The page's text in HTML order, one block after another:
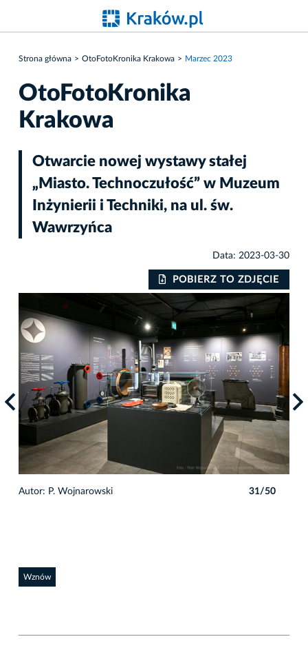
Strona główna OtoFotoKronika Krakowa Marzec 2023
OtoFotoKronika
Krakowa
Otwarcie nowej wystawy stałej
„Miasto. Technoczułość” w Muzeum
Inżynierii i Techniki, na ul. św.
Wawrzyńca
Data: 2023-03-30
POBIERZ TO ZDJĘCIE
Autor: P. Wojnarowski 31/50
Wznów